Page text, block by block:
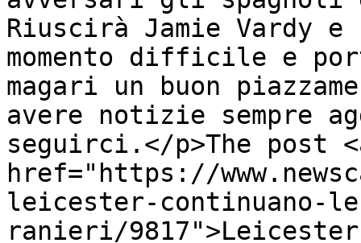
Riuscirà Jamie Vardy e
momento difficile e
magari un buon
avere notizie sempre
seguirci.</p>The post
href="https://
leicester-continuano-
ranieri/